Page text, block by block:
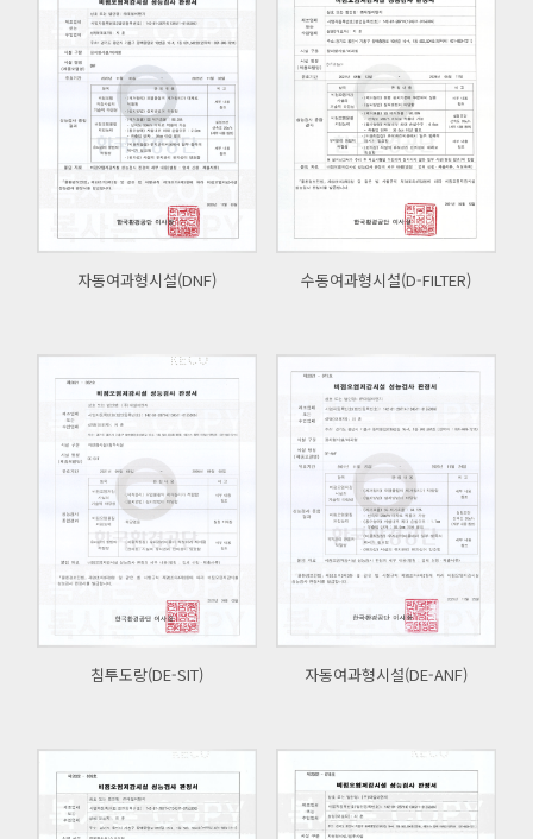
자동여과형시설(DNF) 수동여과형시설(D-FILTER)
침투도랑(DE-SIT) 자동여과형시설(DE-ANF)